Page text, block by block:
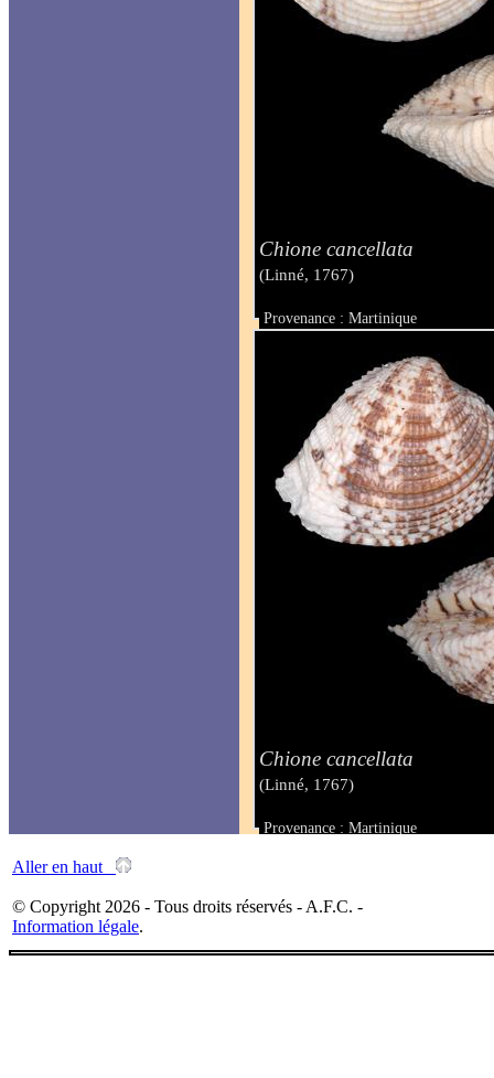
Chione cancellata
(Linné, 1767)
Provenance : Martinique
Taille : 12 mm
Chione cancellata
(Linné, 1767)
Provenance : Martinique
Aller en haut
© Copyright 2026 - Tous droits réservés - A.F.C. -
Information légale.